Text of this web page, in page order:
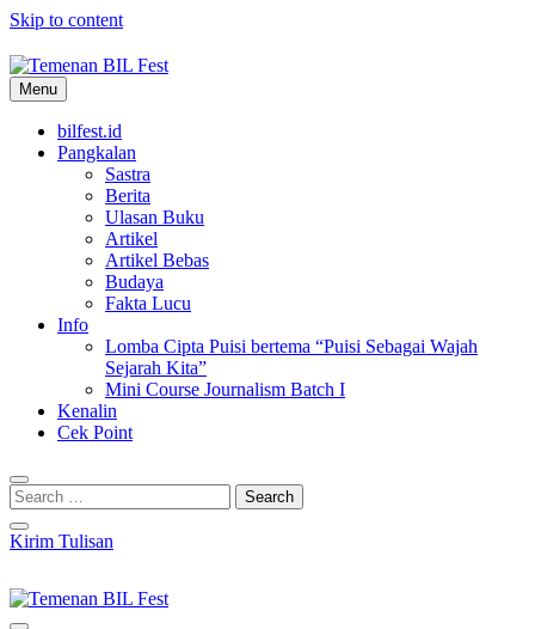
Skip to content
Menu
bilfest.id
Pangkalan
Sastra
Berita
Ulasan Buku
Artikel
Artikel Bebas
Budaya
Fakta Lucu
Info
Lomba Cipta Puisi bertema “Puisi Sebagai Wajah
Sejarah Kita”
Mini Course Journalism Batch I
Kenalin
Cek Point
Kirim Tulisan